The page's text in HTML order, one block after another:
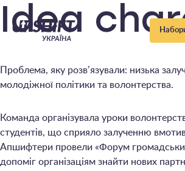
Upshift
–
Україна
Idea
Проблема, яку розвʼязували: низька
молодіжної політики та волонтерства.
Команда організувала уроки
студентів, що сприяло залученню
Апшифтери провели «Форум громадських
допоміг організаціям знайти нових